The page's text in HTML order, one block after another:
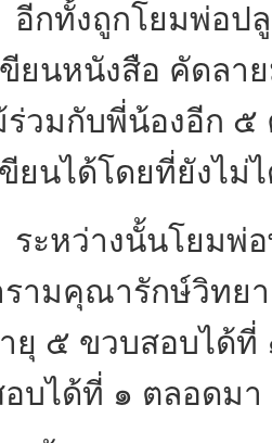
งถูกโยมพ่อปลูก
ขียนหนังสือ คัดลา
ร่วมกับพี่น้องอีก
ยนได้โดยที่ยังไม่ไ
ว่างนั้นโยมพ่อพ
ามคุณารักษ์วิทย
ายุ ๕ ขวบสอบได้
บได้ที่ ๑ ตลอดมา